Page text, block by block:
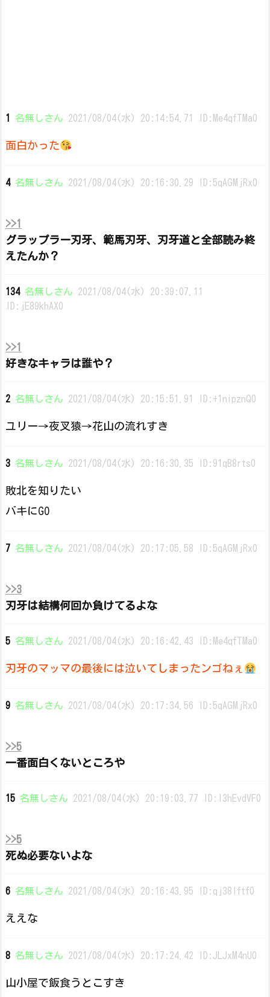
1 名無しさん 2021/08/04(水) 20:14:54.71 ID:Me4qfTMa0
面白かった
4 名無しさん 2021/08/04(水) 20:16:30.29 ID:5qAGMjRx0
>>1
グラップラー刃牙、範馬刃牙、刃牙道と全部読み終
えたんか？
134 名無しさん 2021/08/04(水) 20:39:07.11
ID:jE89khAX0
>>1
好きなキャラは誰や？
2 名無しさん 2021/08/04(水) 20:15:51.91 ID:+1nipznQ0
ユリー→夜叉猿→花山の流れすき
3 名無しさん 2021/08/04(水) 20:16:30.35 ID:91qB8rts0
敗北を知りたい
バキにGO
7 名無しさん 2021/08/04(水) 20:17:05.58 ID:5qAGMjRx0
>>3
刃牙は結構何回か負けてるよな
5 名無しさん 2021/08/04(水) 20:16:42.43 ID:Me4qfTMa0
刃牙のマッマの最後には泣いてしまったンゴねぇ
9 名無しさん 2021/08/04(水) 20:17:34.56 ID:5qAGMjRx0
>>5
一番面白くないところや
15 名無しさん 2021/08/04(水) 20:19:03.77 ID:l3hEvdVF0
>>5
死ぬ必要ないよな
6 名無しさん 2021/08/04(水) 20:16:43.95 ID:qj38Iftf0
ええな
8 名無しさん 2021/08/04(水) 20:17:24.42 ID:JLJxM4nU0
山小屋で飯食うとこすき